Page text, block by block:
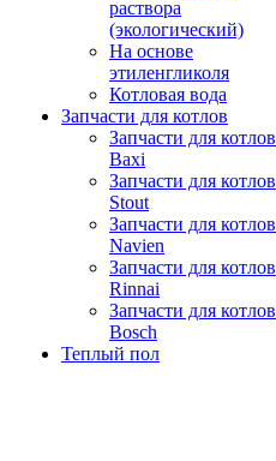
раствора
(экологический)
На основе
этиленгликоля
Котловая вода
Запчасти для котлов
Запчасти для котлов
Baxi
Запчасти для котлов
Stout
Запчасти для котлов
Navien
Запчасти для котлов
Rinnai
Запчасти для котлов
Bosch
Теплый пол